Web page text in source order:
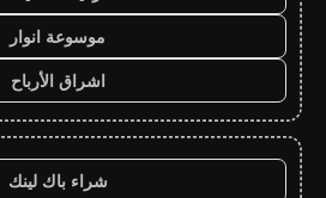
موسوعة انوار
اشراق الأرباح
شراء باك لينك